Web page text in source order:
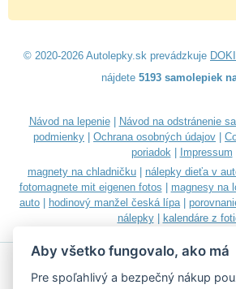
© 2020-2026 Autolepky.sk prevádzkuje
nájdete 5193 samolepiek
Návod na lepenie| Návod na odstránenie
podmienky
Ochrana osobných údajov
poriadok|
Impressum
magnety na chladničku
nálepky dieťa v
fotomagnete mit eigenen fotos
magnesy na
auto
hodinový manžel česká lípa|
nálepky| kalendáre z
Aby všetko fungovalo, ako má
Pre spoľahlivý a bezpečný nákup